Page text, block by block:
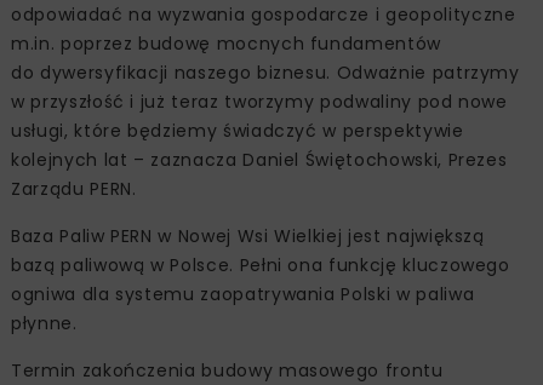
odpowiadać na wyzwania gospodarcze i geopolityczne
m.in. poprzez budowę mocnych fundamentów
do dywersyfikacji naszego biznesu. Odważnie patrzymy
w przyszłość i już teraz tworzymy podwaliny pod nowe
usługi, które będziemy świadczyć w perspektywie
kolejnych lat – zaznacza Daniel Świętochowski, Prezes
Zarządu PERN.
Baza Paliw PERN w Nowej Wsi Wielkiej jest największą
bazą paliwową w Polsce. Pełni ona funkcję kluczowego
ogniwa dla systemu zaopatrywania Polski w paliwa
płynne.
Termin zakończenia budowy masowego frontu